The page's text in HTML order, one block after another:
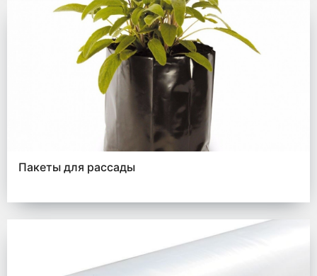
Пакеты для рассады